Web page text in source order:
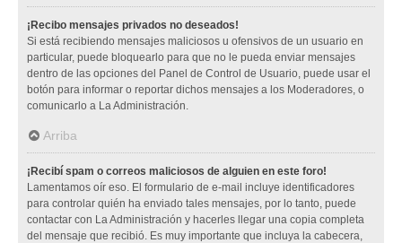
¡Recibo mensajes privados no deseados!
Si está recibiendo mensajes maliciosos u ofensivos de un usuario en
particular, puede bloquearlo para que no le pueda enviar mensajes
dentro de las opciones del Panel de Control de Usuario, puede usar el
botón para informar o reportar dichos mensajes a los Moderadores, o
comunicarlo a La Administración.
Arriba
¡Recibí spam o correos maliciosos de alguien en este foro!
Lamentamos oír eso. El formulario de e-mail incluye identificadores
para controlar quién ha enviado tales mensajes, por lo tanto, puede
contactar con La Administración y hacerles llegar una copia completa
del mensaje que recibió. Es muy importante que incluya la cabecera,